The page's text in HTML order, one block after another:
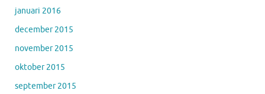
januari 2016
december 2015
november 2015
oktober 2015
september 2015